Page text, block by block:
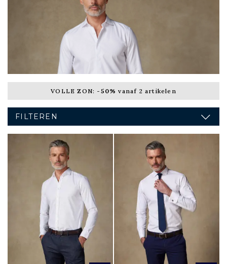
VOLLE ZON: -50% vanaf 2 artikelen
FILTEREN